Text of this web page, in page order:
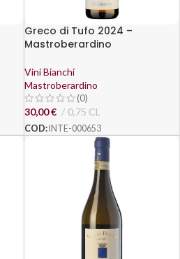
Greco di Tufo 2024 –
Mastroberardino
Vini Bianchi
Mastroberardino
(0)
30,00€ 0,75 CL
COD: INTE-000653